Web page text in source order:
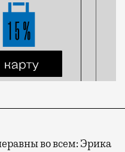
во всем: Эрика